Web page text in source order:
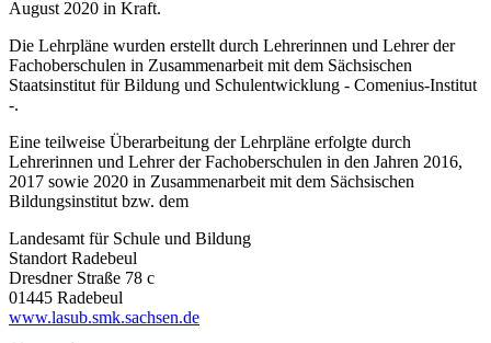
August 2020 in Kraft.
Die Lehrpläne wurden erstellt durch Lehrerinnen und Lehrer der
Fachoberschulen in Zusammenarbeit mit dem Sächsischen
Staatsinstitut für Bildung und Schulentwicklung - Comenius-Institut
-.
Eine teilweise Überarbeitung der Lehrpläne erfolgte durch
Lehrerinnen und Lehrer der Fachoberschulen in den Jahren 2016,
2017 sowie 2020 in Zusammenarbeit mit dem Sächsischen
Bildungsinstitut bzw. dem
Landesamt für Schule und Bildung
Standort Radebeul
Dresdner Straße 78 c
01445 Radebeul
www.lasub.smk.sachsen.de